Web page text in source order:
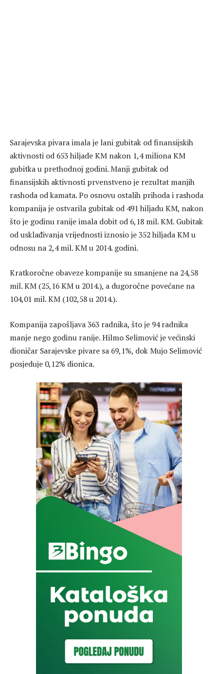
Sarajevska pivara imala je lani gubitak od finansijskih
aktivnosti od 653 hiljade KM nakon 1,4 miliona KM
gubitka u prethodnoj godini. Manji gubitak od
finansijskih aktivnosti prvenstveno je rezultat manjih
rashoda od kamata. Po osnovu ostalih prihoda i rashoda
kompanija je ostvarila gubitak od 491 hiljadu KM, nakon
što je godinu ranije imala dobit od 6,18 mil. KM. Gubitak
od usklađivanja vrijednosti iznosio je 352 hiljada KM u
odnosu na 2,4 mil. KM u 2014. godini.
Kratkoročne obaveze kompanije su smanjene na 24,58
mil. KM (25,16 KM u 2014.), a dugoročne povećane na
104,01 mil. KM (102,58 u 2014.).
Kompanija zapošljava 363 radnika, što je 94 radnika
manje nego godinu ranije. Hilmo Selimović je većinski
dioničar Sarajevske pivare sa 69,1%, dok Mujo Selimović
posjeduje 0,12% dionica.